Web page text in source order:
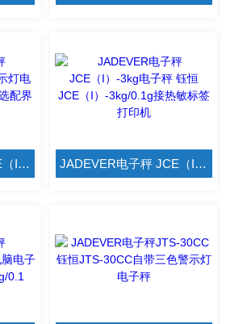
JADEVER电子秤 JCE（I）-6kg接三色警示灯电子秤 钰恒JCE（I）-6kg选配界面卡电子 JADEVER电子秤 JCE（I）-3kg电子秤 钰恒JCE（I）-3kg/0.1g接热敏标签打印机